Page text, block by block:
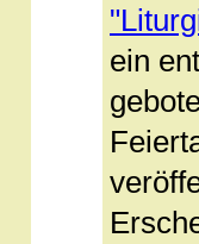
ein